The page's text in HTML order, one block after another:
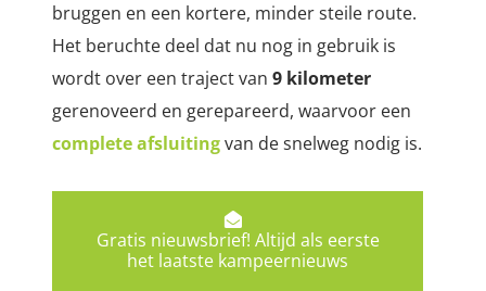
bruggen en een kortere, minder steile route.
Het beruchte deel dat nu nog in gebruik is
wordt over een traject van 9 kilometer
gerenoveerd en gerepareerd, waarvoor een
complete afsluitingvan de snelweg nodig is.
Gratis nieuwsbrief! Altijd als eerste
het laatste kampeernieuws